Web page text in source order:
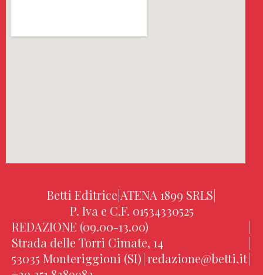
Betti Editrice|ATENA 1899 SRLS|
P. Iva e C.F. 01534330525
REDAZIONE (09.00-13.00)
|
Strada delle Torri Cimate, 14
|
53035 Monteriggioni (SI)|redazione@betti.it|